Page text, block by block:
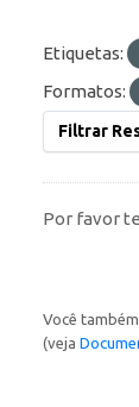
Etiquetas:
Formatos:
Filtrar
Por favor
Você
(veja